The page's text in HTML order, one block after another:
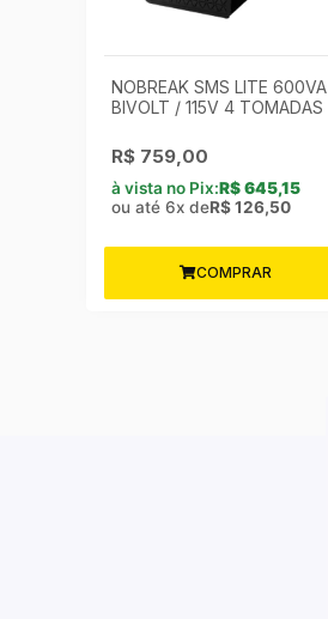
NOBREAK SMS LITE 600VA
BIVOLT / 115V 4 TOMADAS
R$ 759,00
à vista no Pix:R$645,15
ou até 6x deR$126,50
COMPRAR